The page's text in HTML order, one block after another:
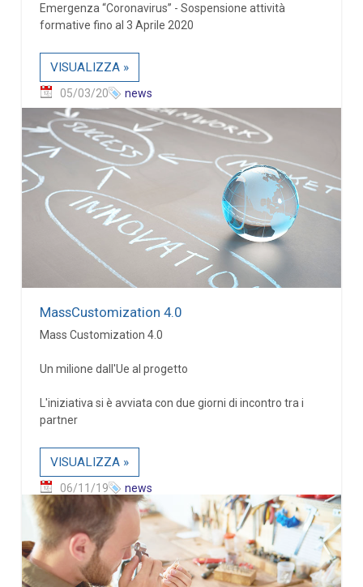
Emergenza “Coronavirus” - Sospensione attività
formative fino al 3 Aprile 2020
VISUALIZZA »
05/03/20 news
MassCustomization 4.0
Mass Customization 4.0
Un milione dall'Ue al progetto
L'iniziativa si è avviata con due giorni di incontro tra i
partner
VISUALIZZA »
06/11/19 news